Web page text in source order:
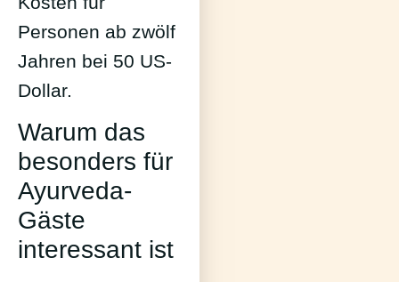
Personen ab zwölf
Jahren bei 50 US-
Dollar.
Warum das
besonders für
Ayurveda-
Gäste
interessant ist